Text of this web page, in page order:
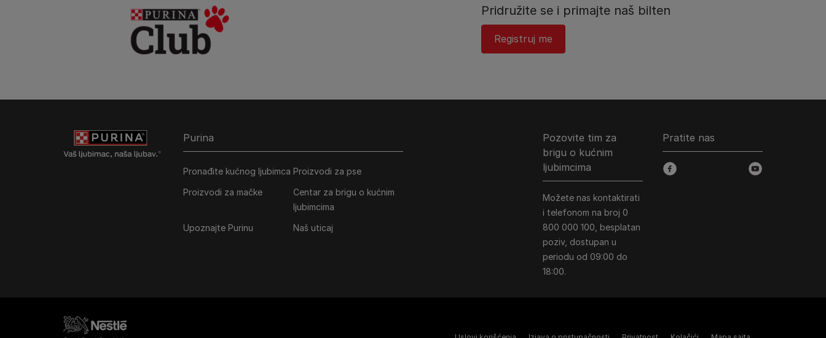
Pridružite se i primajte naš bilten
Registruj me​
Purina
Pronađite kućnog ljubimca Proizvodi za pse
Proizvodi za mačke
Centar za brigu o kućnim
ljubimcima
Upoznajte Purinu
Naš uticaj
Pozovite tim za
brigu o kućnim
ljubimcima
Možete nas kontaktirati
i telefonom na broj 0
800 000 100, besplatan
poziv, dostupan u
periodu od 09:00 do
18:00.
Pratite nas
facebook youtube